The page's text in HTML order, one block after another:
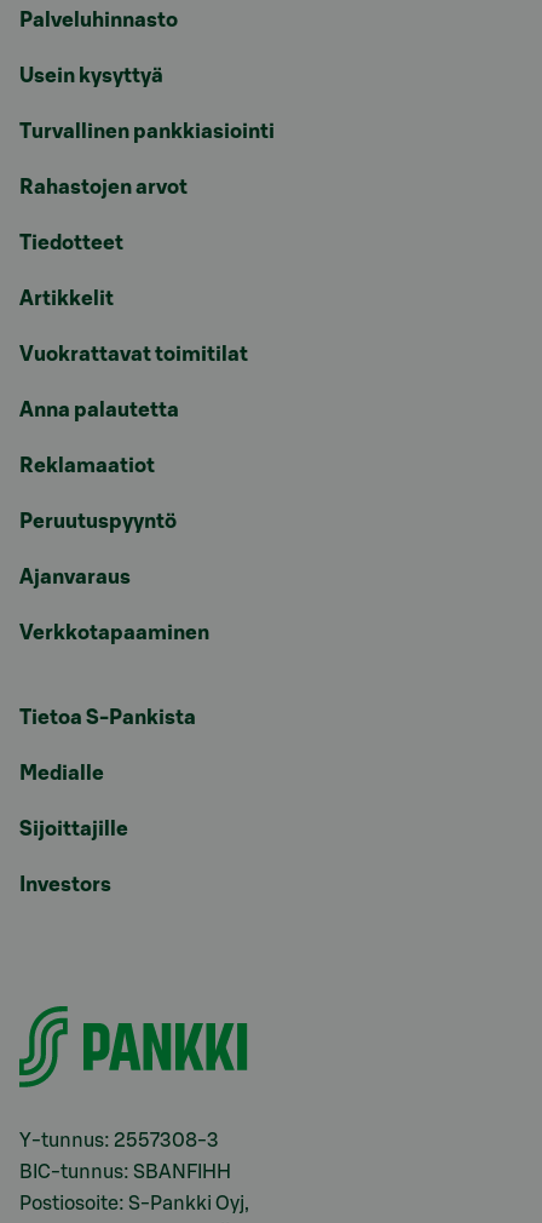
Palveluhinnasto
Usein kysyttyä
Turvallinen pankkiasiointi
Rahastojen arvot
Tiedotteet
Artikkelit
Vuokrattavat toimitilat
Anna palautetta
Reklamaatiot
Peruutuspyyntö
Ajanvaraus
Verkkotapaaminen
Tietoa S-Pankista
Medialle
Sijoittajille
Investors
Y-tunnus: 2557308-3
BIC-tunnus: SBANFIHH
Postiosoite: S-Pankki Oyj,